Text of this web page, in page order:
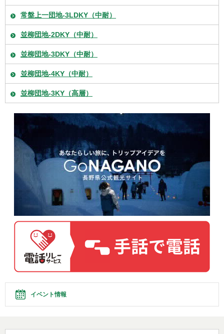
常盤上一団地-3LDKY（中耐）
並柳団地-2DKY（中耐）
並柳団地-3DKY（中耐）
並柳団地-4KY（中耐）
並柳団地-3KY（高層）
イベント情報